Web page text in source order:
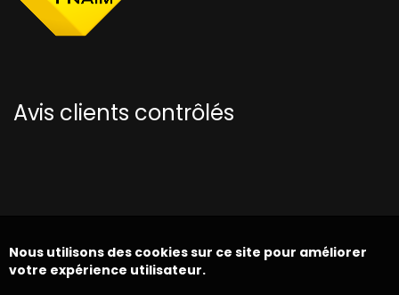
Avis clients contrôlés
Nous utilisons des cookies sur ce site pour améliorer
votre expérience utilisateur.